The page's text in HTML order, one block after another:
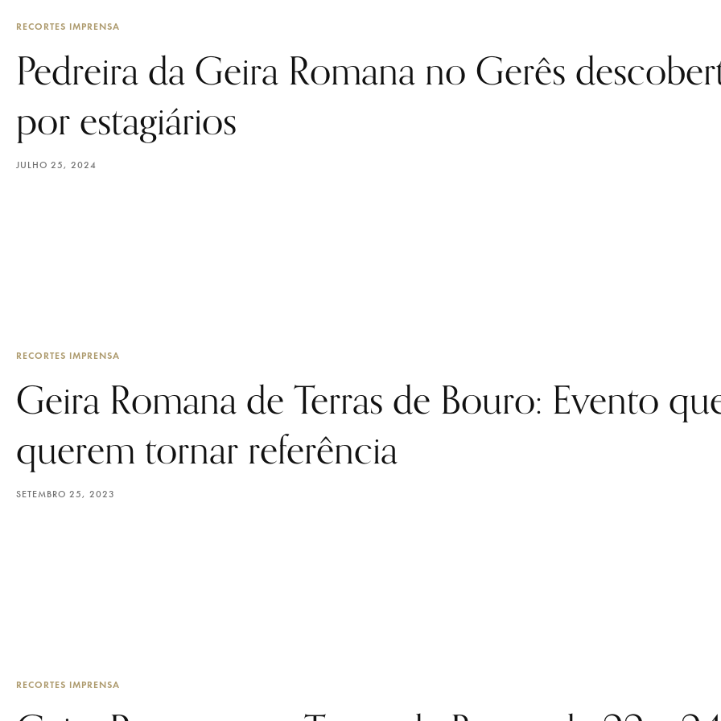
RECORTES IMPRENSA
Pedreira da Geira Romana no Gerês
por estagiários
JULHO 25, 2024
RECORTES IMPRENSA
Geira Romana de Terras de Bouro: Evento
querem tornar referência
SETEMBRO 25, 2023
RECORTES IMPRENSA